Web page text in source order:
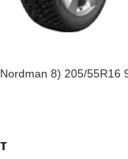
8) 205/55R16